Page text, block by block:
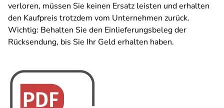
verloren, müssen Sie keinen Ersatz leisten und erhalten
den Kaufpreis trotzdem vom Unternehmen zurück.
Wichtig: Behalten Sie den Einlieferungsbeleg der
Rücksendung, bis Sie Ihr Geld erhalten haben.